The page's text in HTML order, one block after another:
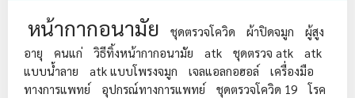
หน้ากากอนามัย ชุดตรวจโควิด ผ้าปิดจมูก
ผู้สูง
อายุ
คนแก่ วิธีทิ้งหน้ากากอนามัย atk ชุดตรวจ atk
atk
แบบน้ำลาย
atk แบบโพรงจมูก เจลแอลกอฮอล์
เครื่องมือ
ทางการแพทย์
อุปกรณ์ทางการแพทย์ ชุดตรวจโควิด 19
โรค